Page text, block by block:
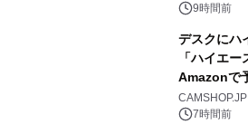
催 英国ラ
アーティス
メーション
9時間前
デスクにハ
「ハイエー
Amazonで
CAMSHOP.JP
7時間前